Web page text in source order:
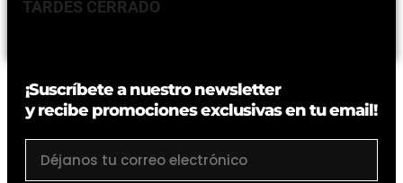
TARDES CERRADO
¡Suscríbete a nuestro newsletter
y recibe promociones exclusivas en tu email!